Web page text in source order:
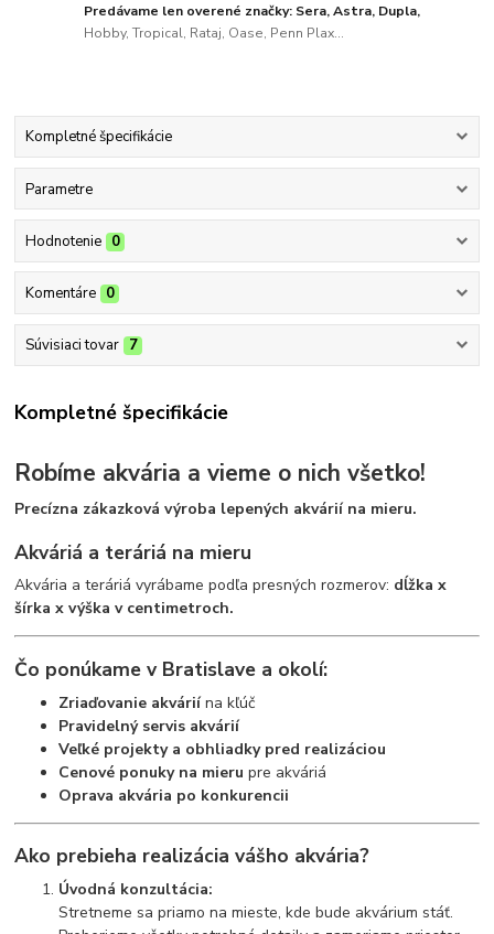
Predávame len overené značky: Sera, Astra, Dupla,
Hobby, Tropical, Rataj, Oase, Penn Plax...
Kompletné špecifikácie
Parametre
Hodnotenie 0
Komentáre 0
Súvisiaci tovar 7
Kompletné špecifikácie
Robíme akvária a vieme o nich všetko!
Precízna zákazková výroba lepených akvárií na mieru.
Akváriá a teráriá na mieru
Akvária a teráriá vyrábame podľa presných rozmerov: dĺžka x
šírka x výška v centimetroch.
Čo ponúkame v Bratislave a okolí:
Zriaďovanie akváriína kľúč
Pravidelný servis akvárií
Veľké projekty a obhliadky pred realizáciou
Cenové ponuky na mieru pre akváriá
Oprava akvária po konkurencii
Ako prebieha realizácia vášho akvária?
Úvodná konzultácia:
Stretneme sa priamo na mieste, kde bude akvárium stáť.